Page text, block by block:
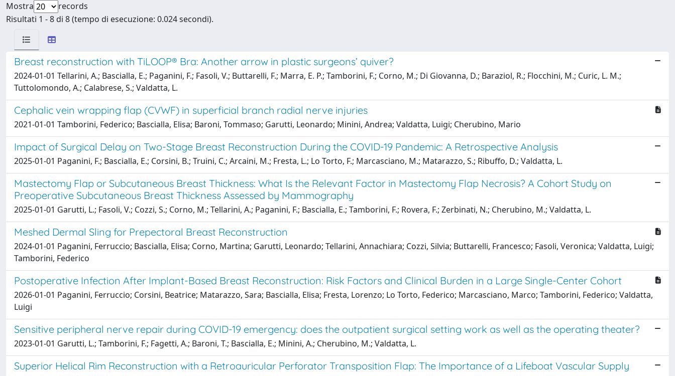
Mostra
records
Risultati 1 - 8 di 8 (tempo di esecuzione: 0.024 secondi).
Breast reconstruction with TiLOOP® Bra: Another arrow in plastic surgeons’ quiver?
2024-01-01 Tellarini, A.; Bascialla, E.; Paganini, F.; Fasoli, V.; Buttarelli, F.; Marra, E. P.; Tamborini, F.; Corno, M.; Di Giovanna, D.; Baraziol, R.; Flocchini, M.; Curic, L. M.;
Tuttolomondo, A.; Calabrese, S.; Valdatta, L.
Cephalic vein wrapping flap (CVWF) in superficial branch radial nerve injuries
2021-01-01 Tamborini, Federico; Bascialla, Elisa; Baroni, Tommaso; Garutti, Leonardo; Minini, Andrea; Valdatta, Luigi; Cherubino, Mario
Impact of Surgical Delay on Two-Stage Breast Reconstruction During the COVID-19 Pandemic: A Retrospective Analysis
2025-01-01 Paganini, F.; Bascialla, E.; Corsini, B.; Truini, C.; Arcaini, M.; Fresta, L.; Lo Torto, F.; Marcasciano, M.; Matarazzo, S.; Ribuffo, D.; Valdatta, L.
Mastectomy Flap or Subcutaneous Breast Thickness: What Is the Relevant Factor in Mastectomy Flap Necrosis? A Cohort Study on
Preoperative Subcutaneous Breast Thickness Assessed by Mammography
2025-01-01 Garutti, L.; Fasoli, V.; Cozzi, S.; Corno, M.; Tellarini, A.; Paganini, F.; Bascialla, E.; Tamborini, F.; Rovera, F.; Zerbinati, N.; Cherubino, M.; Valdatta, L.
Meshed Dermal Sling for Prepectoral Breast Reconstruction
2024-01-01 Paganini, Ferruccio; Bascialla, Elisa; Corno, Martina; Garutti, Leonardo; Tellarini, Annachiara; Cozzi, Silvia; Buttarelli, Francesco; Fasoli, Veronica; Valdatta, Luigi;
Tamborini, Federico
Postoperative Infection After Implant-Based Breast Reconstruction: Risk Factors and Clinical Burden in a Large Single-Center Cohort
2026-01-01 Paganini, Ferruccio; Corsini, Beatrice; Matarazzo, Sara; Bascialla, Elisa; Fresta, Lorenzo; Lo Torto, Federico; Marcasciano, Marco; Tamborini, Federico; Valdatta,
Luigi
Sensitive peripheral nerve repair during COVID-19 emergency: does the outpatient surgical setting work as well as the operating theater?
2023-01-01 Garutti, L.; Tamborini, F.; Fagetti, A.; Baroni, T.; Bascialla, E.; Minini, A.; Cherubino, M.; Valdatta, L.
Superior Helical Rim Reconstruction with a Retroauricular Perforator Transposition Flap: The Importance of a Lifeboat Vascular Supply